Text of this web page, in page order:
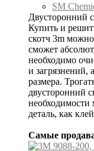
SM
Двусторонний
Купить и
скотч 3m
сможет
необходимо
и загрязнений,
размера.
двусторонний
необходимости
деталь, как
Самые